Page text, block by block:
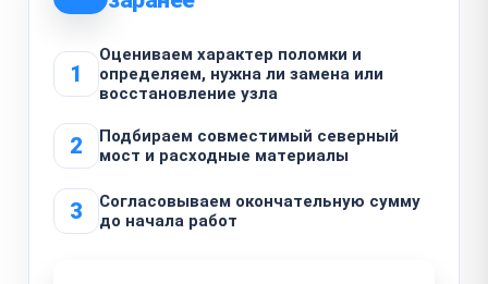
1
Оцениваем характер поломки и
определяем, нужна ли замена или
восстановление узла
2
Подбираем совместимый северный
мост и расходные материалы
3
Согласовываем окончательную сумму
до начала работ